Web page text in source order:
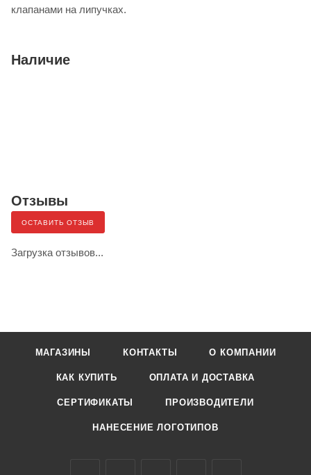
клапанами на липучках.
Наличие
Отзывы
ОСТАВИТЬ ОТЗЫВ
Загрузка отзывов...
МАГАЗИНЫ КОНТАКТЫ О КОМПАНИИ
КАК КУПИТЬ ОПЛАТА И ДОСТАВКА
СЕРТИФИКАТЫ ПРОИЗВОДИТЕЛИ
НАНЕСЕНИЕ ЛОГОТИПОВ